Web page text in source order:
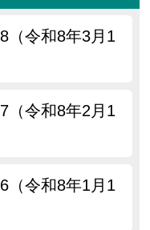
（令和8年3月1
（令和8年2月1
（令和8年1月1